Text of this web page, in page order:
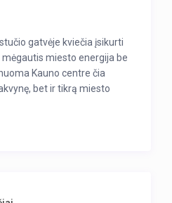
gatvėje kviečia įsikurti
mėgautis miesto energija be
Kauno centre čia
bet ir tikrą miesto